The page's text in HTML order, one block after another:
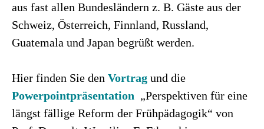
aus fast allen Bundesländern z. B. Gäste aus der
Schweiz, Österreich, Finnland, Russland,
Guatemala und Japan begrüßt werden.
Hier finden Sie den Vortrag und die
Powerpointpräsentation „Perspektiven für eine
längst fällige Reform der Frühpädagogik“ von